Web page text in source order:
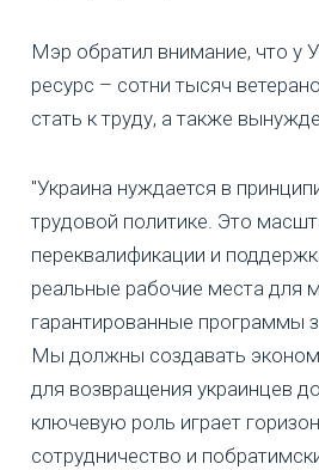
Мэр обратил внимание, что у
ресурс – сотни тысяч
стать к труду, а также
"Украина нуждается в
трудовой политике. Это
переквалификации и
реальные рабочие места для
гарантированные программы
Мы должны создавать
для возвращения украинцев
ключевую роль играет
сотрудничество и